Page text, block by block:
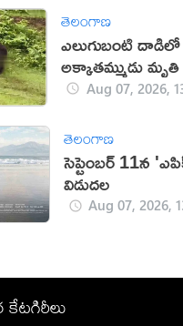
తెలంగాణ
ఎలుగుబంటి దాడిలో
అక్కాతమ్ముడు
Aug 07, 2026,
తెలంగాణ
సెప్టెంబర్ 11న 'ఎపిక్' మూవీ
విడుదల
Aug 07, 2026,
కేటగిరీలు